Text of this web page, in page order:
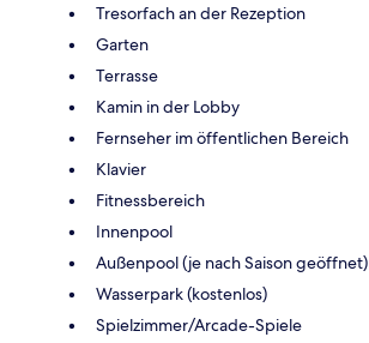
Tresorfach an der Rezeption
Garten
Terrasse
Kamin in der Lobby
Fernseher im öffentlichen Bereich
Klavier
Fitnessbereich
Innenpool
Außenpool (je nach Saison geöffnet)
Wasserpark (kostenlos)
Spielzimmer/Arcade-Spiele